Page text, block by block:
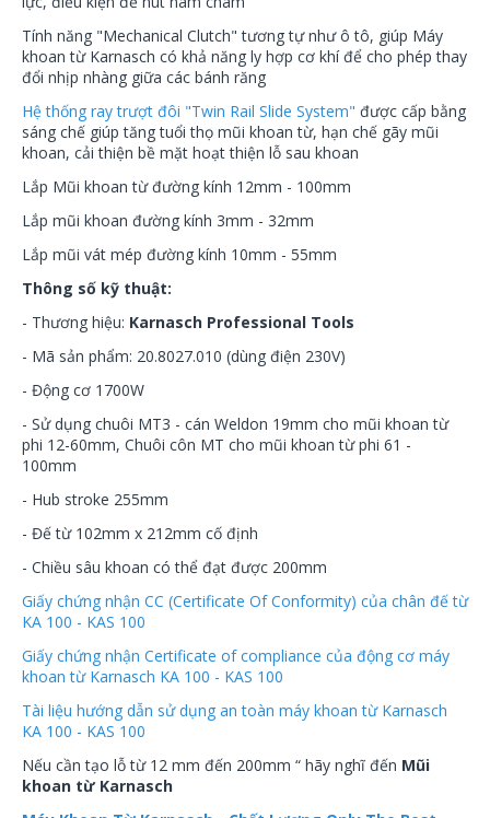
Tính năng "Mechanical Clutch" tương tự như ô tô, giúp Máy
khoan từ Karnasch có khả năng ly hợp cơ khí để cho phép thay
đổi nhịp nhàng giữa các bánh răng
Hệ thống ray trượt đôi "Twin Rail Slide System" được cấp bằng
sáng chế giúp tăng tuổi thọ mũi khoan từ, hạn chế gãy mũi
khoan, cải thiện bề mặt hoạt thiện lỗ sau khoan
Lắp Mũi khoan từ đường kính 12mm - 100mm
Lắp mũi khoan đường kính 3mm - 32mm
Lắp mũi vát mép đường kính 10mm - 55mm
Thông số kỹ thuật:
- Thương hiệu: Karnasch Professional Tools
- Mã sản phẩm: 20.8027.010 (dùng điện 230V)
- Động cơ 1700W
- Sử dụng chuôi MT3 - cán Weldon 19mm cho mũi khoan từ
phi 12-60mm, Chuôi côn MT cho mũi khoan từ phi 61 -
100mm
- Hub stroke 255mm
- Đế từ 102mm x 212mm cố định
- Chiều sâu khoan có thể đạt được 200mm
Giấy chứng nhận CC (Certificate Of Conformity) của chân đế từ
KA 100 - KAS 100
Giấy chứng nhận Certificate of compliance của động cơ máy
khoan từ Karnasch KA 100 - KAS 100
Tài liệu hướng dẫn sử dụng an toàn máy khoan từ Karnasch
KA 100 - KAS 100
Nếu cần tạo lỗ từ 12 mm đến 200mm “ hãy nghĩ đến Mũi
khoan từ Karnasch